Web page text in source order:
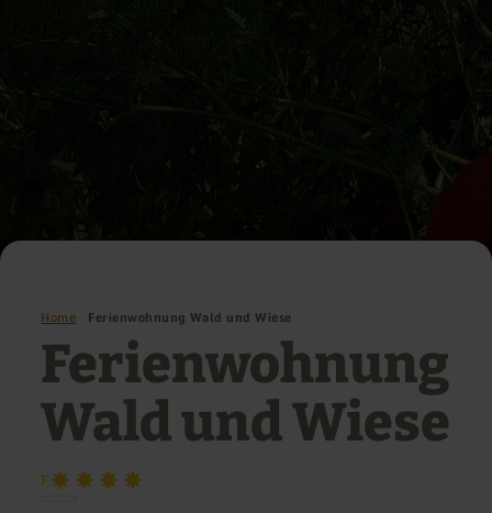
Home Ferienwohnung Wald und Wiese
Ferienwohnung
Wald und Wiese
F